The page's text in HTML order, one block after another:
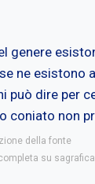
genere
ne esistono
può dire per
coniato non
della fonte
su